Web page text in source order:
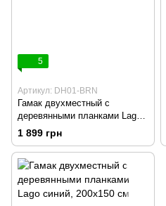
5
Артикул: DH01-BRN
Гамак двухместный с
деревянными планками Lago
коричневый, 200х150 см
1 899 грн